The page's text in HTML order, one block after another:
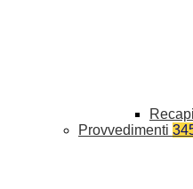
Provvedimenti